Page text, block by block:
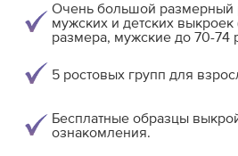
Очень большой размерный
мужских и детских
размера, мужские до 70-74
5 ростовых групп для
Бесплатные образцы
ознакомления.